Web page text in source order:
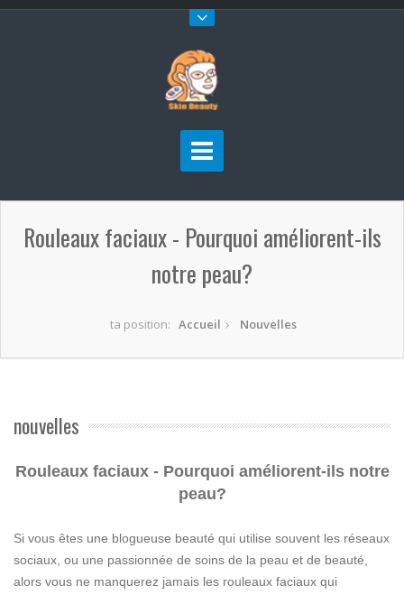
Rouleaux faciaux - Pourquoi améliorent-ils
notre peau?
ta position: Accueil Nouvelles
nouvelles
Rouleaux faciaux - Pourquoi améliorent-ils notre
peau?
Si vous êtes une blogueuse beauté qui utilise souvent les réseaux
sociaux, ou une passionnée de soins de la peau et de beauté,
alors vous ne manquerez jamais les rouleaux faciaux qui